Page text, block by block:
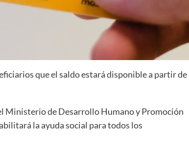
que el saldo estará disponible a partir de
Ministerio de Desarrollo Humano y Promoción
la ayuda social para todos los